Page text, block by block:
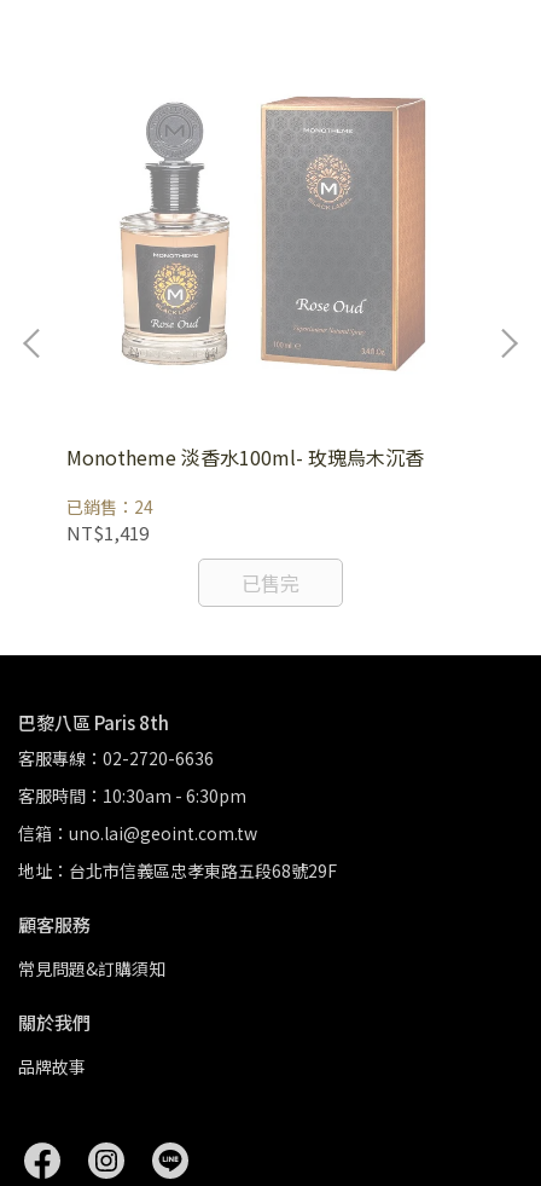
Monotheme 淡香水100ml- 玫瑰烏木沉香
已銷售：24
NT$1,419
已售完
巴黎八區 Paris 8th
客服專線：02-2720-6636
客服時間：10:30am - 6:30pm
信箱：uno.lai@geoint.com.tw
地址：台北市信義區忠孝東路五段68號29F
顧客服務
常見問題&訂購須知
關於我們
品牌故事